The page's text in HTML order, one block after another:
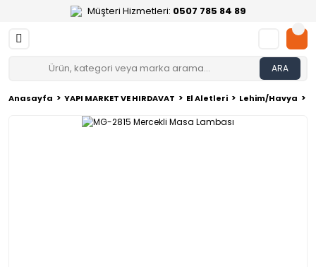
Müşteri Hizmetleri: 0507 785 84 89
ARA
Anasayfa YAPI MARKET VE HIRDAVAT El Aletleri Lehim/Havya